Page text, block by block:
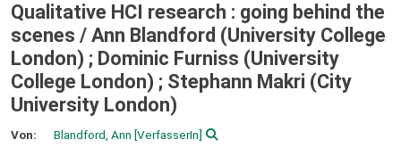
Qualitative HCI research : going behind the
scenes / Ann Blandford (University College
London) ; Dominic Furniss (University
College London) ; Stephann Makri (City
University London)
Von: Blandford, Ann [VerfasserIn]